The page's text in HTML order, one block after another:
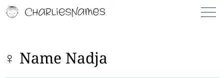
♀ Name Nadja